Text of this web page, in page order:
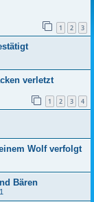
1 2 3
verletzt
1 2 3 4
Wolf verfolgt
Bären